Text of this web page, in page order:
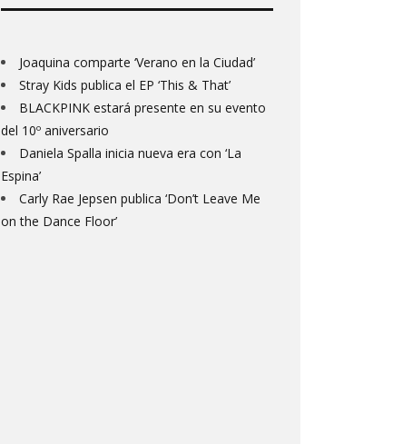
Joaquina comparte ‘Verano en la Ciudad’
Stray Kids publica el EP ‘This & That’
BLACKPINK estará presente en su evento
del 10º aniversario
Daniela Spalla inicia nueva era con ‘La
Espina’
Carly Rae Jepsen publica ‘Don’t Leave Me
on the Dance Floor’